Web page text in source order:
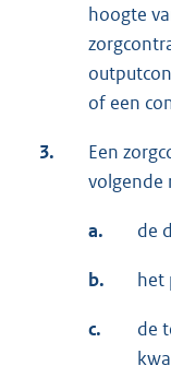
hoogte
of een
3.
Een
volgende
a. de
b. het
c.
de